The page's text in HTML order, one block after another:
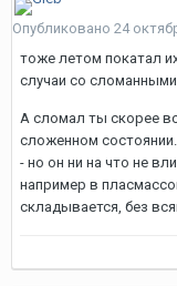
Опубликовано 24
тоже летом покатал
случаи со
А сломал ты скорее
сложенном
- но он ни на что не
например в
складывается, без